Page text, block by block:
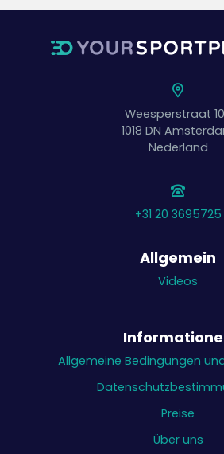
Weesperstraat
1018 DN
Nederland
+31 20 3695725
Allgemein
Videos
Allgemeine Bedingungen
Preise
Über uns